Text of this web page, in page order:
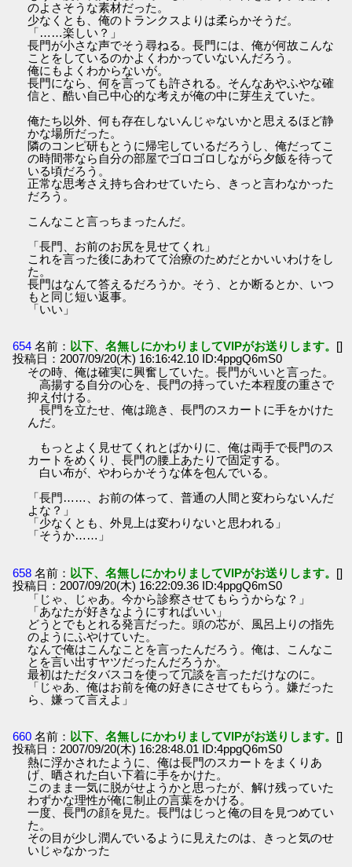
のよさそうな素材だった。
少なくとも、俺のトランクスよりは柔らかそうだ。
「……楽しい？」
長門が小さな声でそう尋ねる。長門には、俺が何故こんな
ことをしているのかよくわかっていないんだろう。
俺にもよくわからないが。
長門になら、何を言っても許される。そんなあやふやな確
信と、酷い自己中心的な考えが俺の中に芽生えていた。
俺たち以外、何も存在しないんじゃないかと思えるほど静
かな場所だった。
隣のコンピ研もとうに帰宅しているだろうし、俺だってこ
の時間帯なら自分の部屋でゴロゴロしながら夕飯を待って
いる頃だろう。
正常な思考さえ持ち合わせていたら、きっと言わなかった
だろう。
こんなこと言っちまったんだ。
「長門、お前のお尻を見せてくれ」
これを言った後にあわてて治療のためだとかいいわけをし
た。
長門はなんて答えるだろうか。そう、とか断るとか、いつ
もと同じ短い返事。
「いい」
654 名前： 以下、名無しにかわりましてVIPがお送りします。 []
投稿日：2007/09/20(木) 16:16:42.10 ID:4ppgQ6mS0
その時、俺は確実に興奮していた。長門がいいと言った。
高揚する自分の心を、長門の持っていた本程度の重さで
抑え付ける。
長門を立たせ、俺は跪き、長門のスカートに手をかけた
んだ。
もっとよく見せてくれとばかりに、俺は両手で長門のス
カートをめくり、長門の腰上あたりで固定する。
白い布が、やわらかそうな体を包んでいる。
「長門……、お前の体って、普通の人間と変わらないんだ
よな？」
「少なくとも、外見上は変わりないと思われる」
「そうか……」
658 名前： 以下、名無しにかわりましてVIPがお送りします。 []
投稿日：2007/09/20(木) 16:22:09.36 ID:4ppgQ6mS0
「じゃ、じゃあ。今から診察させてもらうからな？」
「あなたが好きなようにすればいい」
どうとでもとれる発言だった。頭の芯が、風呂上りの指先
のようにふやけていた。
なんで俺はこんなことを言ったんだろう。俺は、こんなこ
とを言い出すヤツだったんだろうか。
最初はただタバスコを使って冗談を言っただけなのに。
「じゃあ、俺はお前を俺の好きにさせてもらう。嫌だった
ら、嫌って言えよ」
660 名前： 以下、名無しにかわりましてVIPがお送りします。 []
投稿日：2007/09/20(木) 16:28:48.01 ID:4ppgQ6mS0
熱に浮かされたように、俺は長門のスカートをまくりあ
げ、晒された白い下着に手をかけた。
このまま一気に脱がせようかと思ったが、解け残っていた
わずかな理性が俺に制止の言葉をかける。
一度、長門の顔を見た。長門はじっと俺の目を見つめてい
た。
その目が少し潤んでいるように見えたのは、きっと気のせ
いじゃなかった